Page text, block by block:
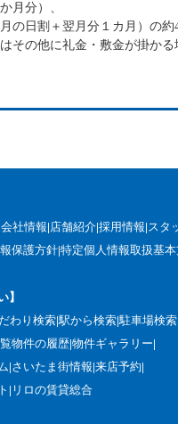
月分）、
の日割＋翌月分１カ月）の約
その他に礼金・敷金が掛かる
会社情報 店舗紹介 採用情報 スタ
保護方針 特定個人情報取扱基
】
わり検索 駅から検索 駐車場検索
物件の履歴 物件ギャラリー
さいたま街情報 来店予約
リロの賃貸総合